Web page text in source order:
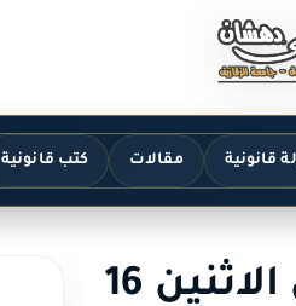
قانونية مقالات كتب قانونية
تأجيل جلسات مجلس الدولة اعتبارًا من الاثنين 16